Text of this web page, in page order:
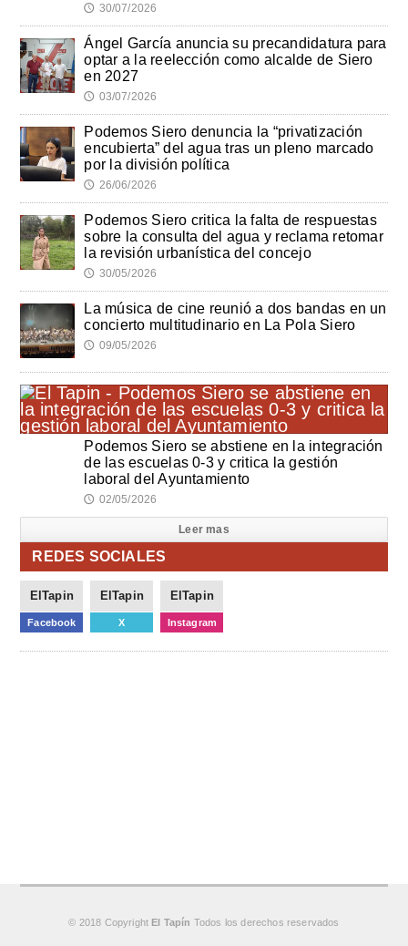
🕔 30/07/2026
Ángel García anuncia su precandidatura para
optar a la reelección como alcalde de Siero
en 2027
🕔 03/07/2026
Podemos Siero denuncia la “privatización
encubierta” del agua tras un pleno marcado
por la división política
🕔 26/06/2026
Podemos Siero critica la falta de respuestas
sobre la consulta del agua y reclama retomar
la revisión urbanística del concejo
🕔 30/05/2026
La música de cine reunió a dos bandas en un
concierto multitudinario en La Pola Siero
🕔 09/05/2026
Podemos Siero se abstiene en la integración
de las escuelas 0-3 y critica la gestión
laboral del Ayuntamiento
🕔 02/05/2026
Leer mas
REDES SOCIALES
ElTapin
Facebook
ElTapin
X
ElTapin
Instagram
© 2018 Copyright El Tapín Todos los derechos reservados